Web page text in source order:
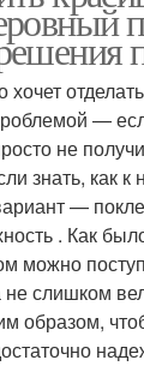
хочет
—
не
знать, как к
—
. Как
можно
слишком
образом,